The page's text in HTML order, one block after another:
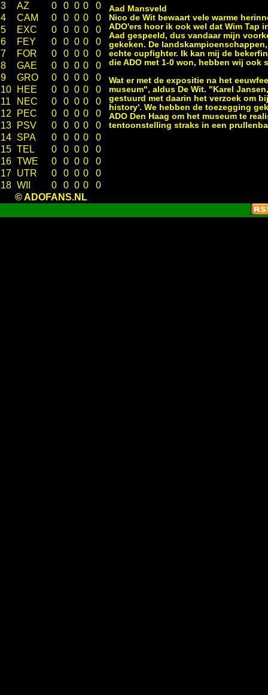
3
AZ 0 0 0 0
0
4
CAM 0 0 0 0
0
5
EXC 0 0 0 0
0
6
FEY 0 0 0 0
0
7
FOR 0 0 0 0
0
8
GAE 0 0 0 0
0
9
GRO 0 0 0 0
0
10
HEE 0 0 0 0
0
11
NEC 0 0 0 0
0
12
PEC 0 0 0 0
0
13
PSV 0 0 0 0
0
14 SPA 0 0 0 0
0
15 TEL 0 0 0 0
0
16 TWE 0 0 0 0
0
17 UTR 0 0 0 0
0
18 WII 0 0 0 0
0
© ADOFANS.NL
Aad Mansveld
Nico de Wit bewaart vele warme
ADO'ers hoor ik ook wel dat Wim Tap
Aad gespeeld, dus vandaar mijn
gekeken. De
echte cupfighter. Ik kan mij de
die ADO met 1-0 won, hebben wij ook
Wat er met de expositie na het
museum", aldus De Wit. "Karel
gestuurd met daarin het verzoek om
history'. We hebben de toezegging
ADO Den Haag om het museum te
tentoonstelling straks in een